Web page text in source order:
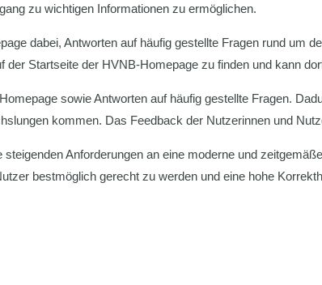
zu wichtigen Informationen zu ermöglichen.
dabei, Antworten auf häufig gestellte Fragen rund um
Startseite der HVNB-Homepage zu finden und kann
sowie Antworten auf häufig gestellte Fragen.
kommen. Das Feedback der Nutzerinnen und
Anforderungen an eine moderne und
bestmöglich gerecht zu werden und eine hohe